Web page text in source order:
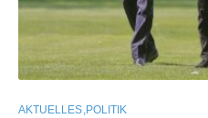
AKTUELLES POLITIK